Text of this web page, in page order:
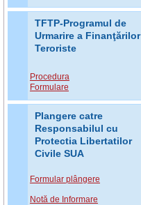
TFTP-Programul de
Urmarire a Finanţărilor
Teroriste
Procedura
Formulare
Plangere catre
Responsabilul cu
Protectia Libertatilor
Civile SUA
Formular plângere
Notă de Informare